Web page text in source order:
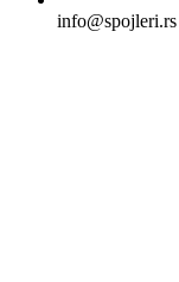
info@spojleri.rs